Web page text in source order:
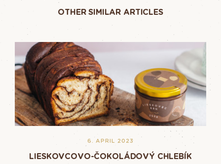
OTHER SIMILAR ARTICLES
6. APRIL 2023
LIESKOVCOVO-ČOKOLÁDOVÝ CHLEBÍK